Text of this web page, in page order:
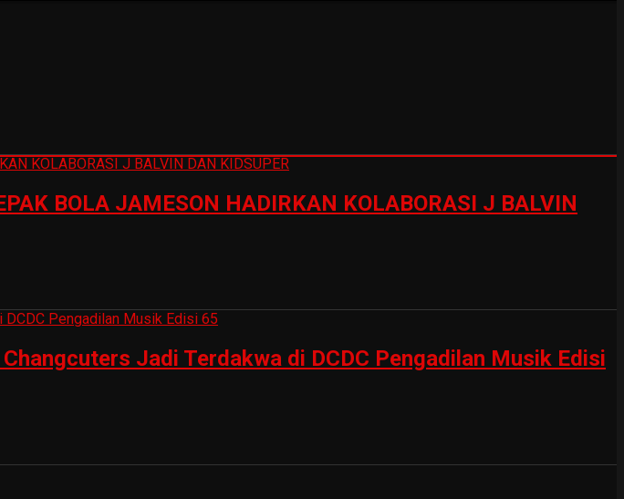
BOLA JAMESON HADIRKAN KOLABORASI J BALVIN
Jadi Terdakwa di DCDC Pengadilan Musik Edisi